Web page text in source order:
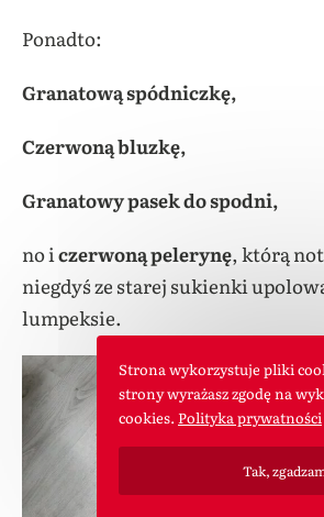
Ponadto:
Granatową spódniczkę,
Czerwoną bluzkę,
Granatowy pasek do spodni,
no iczerwoną pelerynę, którą
niegdyś ze starej sukienki
lumpeksie.
Strona wykorzystuje pliki
strony wyrażasz zgodę na
cookies. Polityka prywatności
Tak,